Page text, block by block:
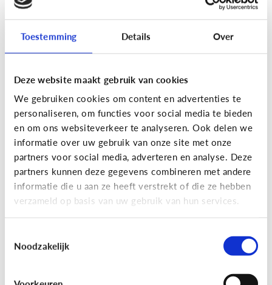
Toestemming Details Over
Deze website maakt gebruik van cookies
We gebruiken cookies om content en advertenties te
personaliseren, om functies voor social media te bieden
en om ons websiteverkeer te analyseren. Ook delen we
informatie over uw gebruik van onze site met onze
partners voor social media, adverteren en analyse. Deze
partners kunnen deze gegevens combineren met andere
informatie die u aan ze heeft verstrekt of die ze hebben
verzameld op basis van uw gebruik van hun services.
Noodzakelijk
Fun met media
Maak je eigen Snapchat of
Instagram filter!
Fun met media
Wandelen was nog nooit zo leuk!